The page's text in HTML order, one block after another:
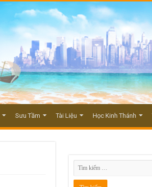
Sưu Tầm Tài Liệu Học Kinh Thánh